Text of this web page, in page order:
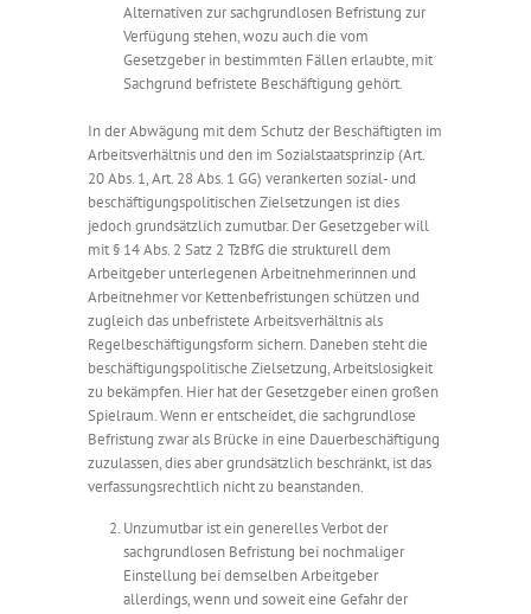
Alternativen zur sachgrundlosen Befristung zur
Verfügung stehen, wozu auch die vom
Gesetzgeber in bestimmten Fällen erlaubte, mit
Sachgrund befristete Beschäftigung gehört.
In der Abwägung mit dem Schutz der Beschäftigten im
Arbeitsverhältnis und den im Sozialstaatsprinzip (Art.
20 Abs. 1, Art. 28 Abs. 1 GG) verankerten sozial- und
beschäftigungspolitischen Zielsetzungen ist dies
jedoch grundsätzlich zumutbar. Der Gesetzgeber will
mit § 14 Abs. 2 Satz 2 TzBfG die strukturell dem
Arbeitgeber unterlegenen Arbeitnehmerinnen und
Arbeitnehmer vor Kettenbefristungen schützen und
zugleich das unbefristete Arbeitsverhältnis als
Regelbeschäftigungsform sichern. Daneben steht die
beschäftigungspolitische Zielsetzung, Arbeitslosigkeit
zu bekämpfen. Hier hat der Gesetzgeber einen großen
Spielraum. Wenn er entscheidet, die sachgrundlose
Befristung zwar als Brücke in eine Dauerbeschäftigung
zuzulassen, dies aber grundsätzlich beschränkt, ist das
verfassungsrechtlich nicht zu beanstanden.
Unzumutbar ist ein generelles Verbot der
sachgrundlosen Befristung bei nochmaliger
Einstellung bei demselben Arbeitgeber
allerdings, wenn und soweit eine Gefahr der